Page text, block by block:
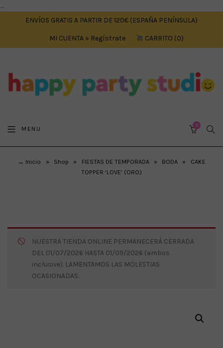
....
ENVÍOS GRATIS A PARTIR DE 120€ (ESPAÑA PENÍNSULA)
MI CUENTA » Regístrate CARRITO 0
MENU 0
→ Inicio » Shop » FIESTAS DE TEMPORADA » BODA »
CAKE
TOPPER ‘LOVE’ (ORO)
NUESTRA TIENDA ONLINE PERMANECERÁ CERRADA
DEL 01/07/2026 HASTA 01/09/2026 (ambos
inclusive). LAMENTAMOS LAS MOLESTIAS
OCASIONADAS.